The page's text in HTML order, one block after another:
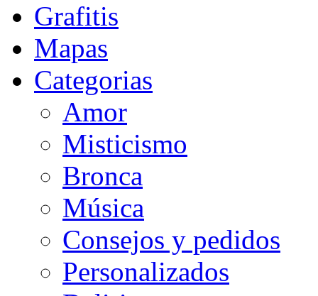
Grafitis
Mapas
Categorias
Amor
Misticismo
Bronca
Música
Consejos y pedidos
Personalizados